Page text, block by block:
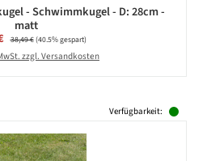
- Schwimmkugel - D: 28cm -
matt
Regulärer Preis:
38,49 €(40.5% gespart)
zzgl. Versandkosten
Verfügbarkeit: